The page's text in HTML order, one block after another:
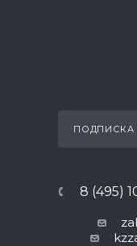
ПОДПИСКА
8 (495)